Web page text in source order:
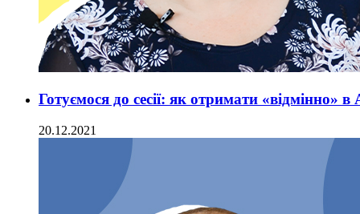
Готуємося до сесії: як отримати «відмінно»
20.12.2021